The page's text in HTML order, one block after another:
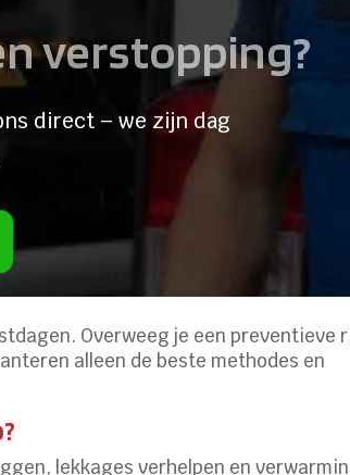
verstopping?
direct – we zijn dag
Overweeg je een preventieve
alleen de beste methodes en
lekkages verhelpen en